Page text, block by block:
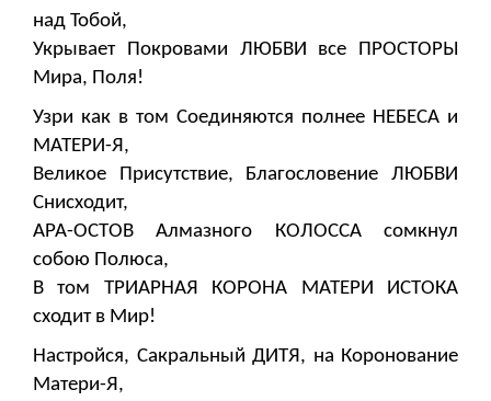
над Тобой,
Укрывает Покровами ЛЮБВИ все ПРОСТОРЫ
Мира, Поля!
Узри как в том Соединяются полнее НЕБЕСА и
МАТЕРИ-Я,
Великое Присутствие, Благословение ЛЮБВИ
Снисходит,
АРА-ОСТОВ Алмазного КОЛОССА сомкнул
собою Полюса,
В том ТРИАРНАЯ КОРОНА МАТЕРИ ИСТОКА
сходит в Мир!
Настройся, Сакральный ДИТЯ, на Коронование
Матери-Я,